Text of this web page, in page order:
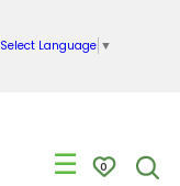
Select Language ▼
☰ 0